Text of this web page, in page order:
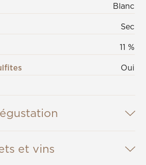
Blanc
Sec
11 %
Oui
et vins